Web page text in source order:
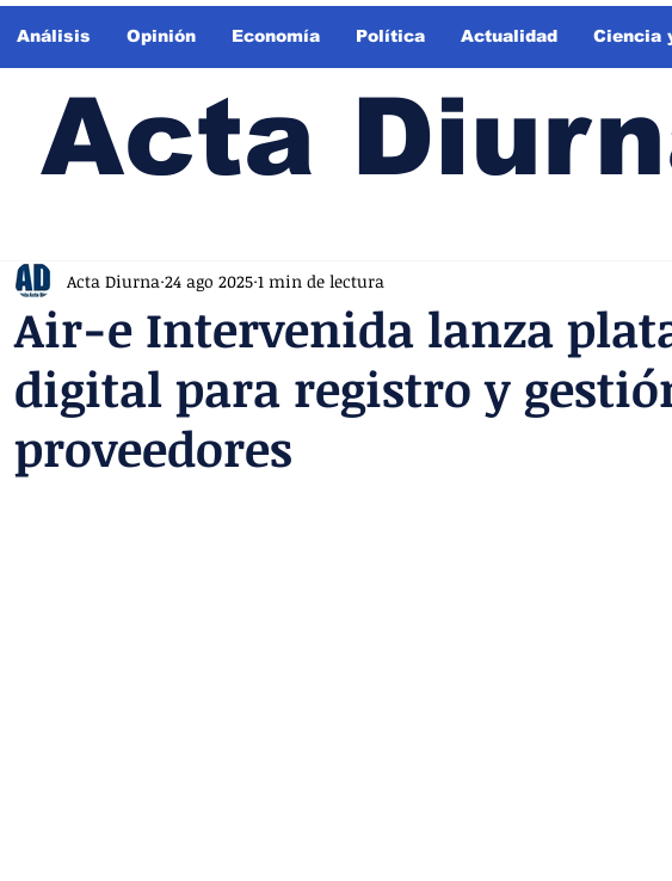
Análisis Opinión Economía Política Actualidad Ciencia
Acta
Air-e Intervenida lanza
digital para registro y
proveedores
Acta Diurna 24 ago 2025 1 min de lectura